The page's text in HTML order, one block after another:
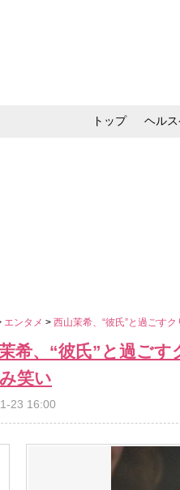
トップ ヘル
エンタメ > 西山茉希、“彼氏”と過ごす
希、“彼氏”と過ご
笑い
23 16:00